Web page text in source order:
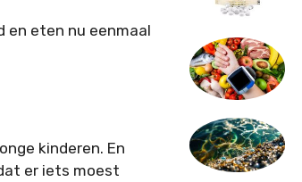
en eten nu eenmaal
kinderen. En
er iets moest